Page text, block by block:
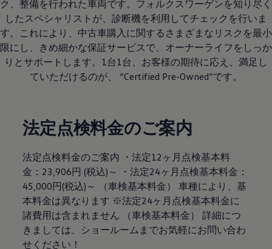
ク、整備を行われた車両です。フォルクスワーゲンを知り尽く
したスペシャリストが、診断機を利用してチェックを行いま
す。これにより、中古車購入に関するさまざまなリスクを最小
限にし、きめ細かな保証サービスで、オーナーライフをしっか
りとサポートします。1台1台、お客様の期待に応え、満足し
ていただけるのが、 “Certified Pre-Owned”です。
法定点検料金のご案内
法定点検料金のご案内 ・法定12ヶ月点検基本料
金：23,906円 (税込)～ ・法定24ヶ月点検基本料金：
45,000円(税込)～ （車検基本料金） 車種により、基
本料金は異なります ※法定24ヶ月点検基本料金に
諸費用は含まれません （車検基本料金） 詳細につ
きましては、ショールームまでお気軽にお問い合わ
せください！